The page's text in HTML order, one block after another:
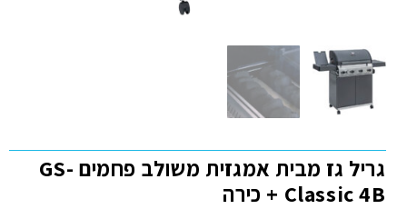
גריל גז מבית אמגזית משולב פחמים GS-
Classic 4B + כירה